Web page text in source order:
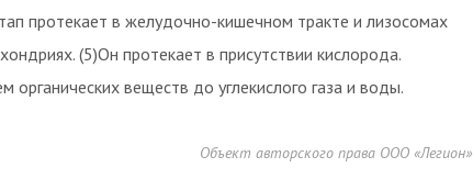
протекает в желудочно-кишечном тракте и лизосомах
(5)Он протекает в присутствии кислорода.
органических веществ до углекислого газа и воды.
Объект авторского права ООО «Легион»